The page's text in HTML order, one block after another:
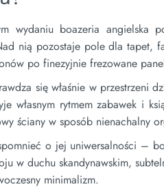
wydaniu boazeria angielska
nią pozostaje pole dla tapet,
po finezyjnie frezowane
się właśnie w przestrzeni
własnym rytmem zabawek i
ściany w sposób nienachalny
o jej uniwersalności –
w duchu skandynawskim,
minimalizm.